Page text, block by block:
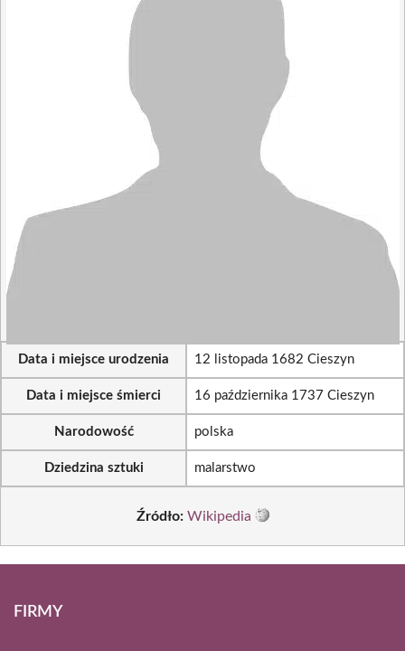
Data i miejsce urodzenia 12 listopada 1682 Cieszyn
Data i miejsce śmierci 16 października 1737 Cieszyn
Narodowość polska
Dziedzina sztuki malarstwo
Źródło: Wikipedia
FIRMY